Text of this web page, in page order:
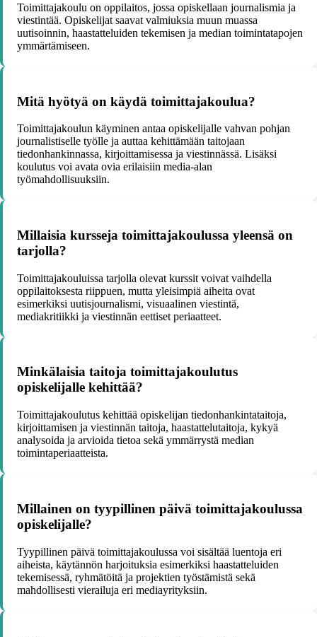
Toimittajakoulu on oppilaitos, jossa opiskellaan journalismia ja
viestintää. Opiskelijat saavat valmiuksia muun muassa
uutisoinnin, haastatteluiden tekemisen ja median toimintatapojen
ymmärtämiseen.
Mitä hyötyä on käydä toimittajakoulua?
Toimittajakoulun käyminen antaa opiskelijalle vahvan pohjan
journalistiselle työlle ja auttaa kehittämään taitojaan
tiedonhankinnassa, kirjoittamisessa ja viestinnässä. Lisäksi
koulutus voi avata ovia erilaisiin media-alan
työmahdollisuuksiin.
Millaisia kursseja toimittajakoulussa yleensä on
tarjolla?
Toimittajakouluissa tarjolla olevat kurssit voivat vaihdella
oppilaitoksesta riippuen, mutta yleisimpiä aiheita ovat
esimerkiksi uutisjournalismi, visuaalinen viestintä,
mediakritiikki ja viestinnän eettiset periaatteet.
Minkälaisia taitoja toimittajakoulutus
opiskelijalle kehittää?
Toimittajakoulutus kehittää opiskelijan tiedonhankintataitoja,
kirjoittamisen ja viestinnän taitoja, haastattelutaitoja, kykyä
analysoida ja arvioida tietoa sekä ymmärrystä median
toimintaperiaatteista.
Millainen on tyypillinen päivä toimittajakoulussa
opiskelijalle?
Tyypillinen päivä toimittajakoulussa voi sisältää luentoja eri
aiheista, käytännön harjoituksia esimerkiksi haastatteluiden
tekemisessä, ryhmätöitä ja projektien työstämistä sekä
mahdollisesti vierailuja eri mediayrityksiin.